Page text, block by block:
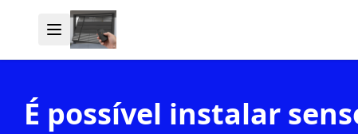
É possível instalar